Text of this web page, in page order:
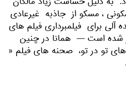
، مسکو از جاذبه غیرعادی
آلی برای فیلمبرداری فیلم های
شده است — همانا در چنین
تو در تو، صحنه های فیلم «